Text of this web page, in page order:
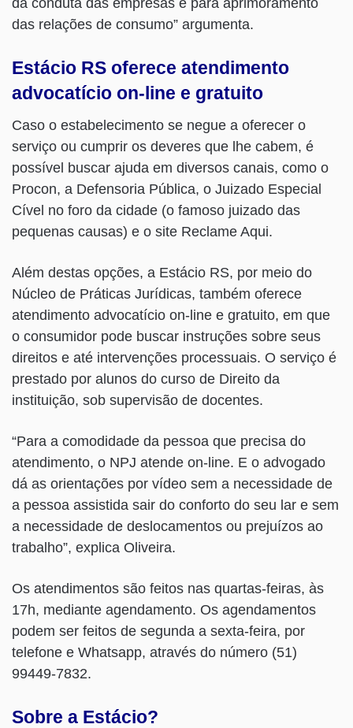
da conduta das empresas e para aprimoramento
das relações de consumo” argumenta.
Estácio RS oferece atendimento
advocatício on-line e gratuito
Caso o estabelecimento se negue a oferecer o
serviço ou cumprir os deveres que lhe cabem, é
possível buscar ajuda em diversos canais, como o
Procon, a Defensoria Pública, o Juizado Especial
Cível no foro da cidade (o famoso juizado das
pequenas causas) e o site Reclame Aqui.
Além destas opções, a Estácio RS, por meio do
Núcleo de Práticas Jurídicas, também oferece
atendimento advocatício on-line e gratuito, em que
o consumidor pode buscar instruções sobre seus
direitos e até intervenções processuais. O serviço é
prestado por alunos do curso de Direito da
instituição, sob supervisão de docentes.
“Para a comodidade da pessoa que precisa do
atendimento, o NPJ atende on-line. E o advogado
dá as orientações por vídeo sem a necessidade de
a pessoa assistida sair do conforto do seu lar e sem
a necessidade de deslocamentos ou prejuízos ao
trabalho”, explica Oliveira.
Os atendimentos são feitos nas quartas-feiras, às
17h, mediante agendamento. Os agendamentos
podem ser feitos de segunda a sexta-feira, por
telefone e Whatsapp, através do número (51)
99449-7832.
Sobre a Estácio?